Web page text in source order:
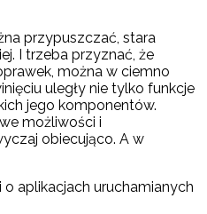
przypuszczać, stara
I trzeba przyznać, że
można w ciemno
uległy nie tylko funkcje
jego komponentów.
możliwości i
obiecująco. A w
aplikacjach uruchamianych